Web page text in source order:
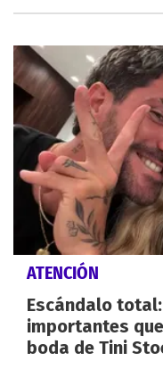
ATENCIÓN
Escándalo
importantes
boda de Tini